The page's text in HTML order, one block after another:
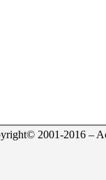
2001-2016 –